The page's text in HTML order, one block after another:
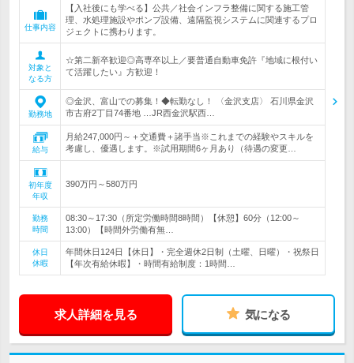
仕事内容
【入社後にも学べる】公共／社会インフラ整備に関する施工管
理、水処理施設やポンプ設備、遠隔監視システムに関連するプロ
ジェクトに携わります。
対象と
なる方
☆第二新卒歓迎◎高専卒以上／要普通自動車免許『地域に根付い
て活躍したい』方歓迎！
勤務地
◎金沢、富山での募集！◆転勤なし！ 〈金沢支店〉 石川県金沢
市古府2丁目74番地 …JR西金沢駅西…
給与
月給247,000円～＋交通費＋諸手当※これまでの経験やスキルを
考慮し、優遇します。※試用期間6ヶ月あり（待遇の変更…
初年度
年収
390万円～580万円
勤務
時間
08:30～17:30（所定労働時間8時間）【休憩】60分（12:00～
13:00）【時間外労働有無…
休日
休暇
年間休日124日【休日】・完全週休2日制（土曜、日曜）・祝祭日
【年次有給休暇】・時間有給制度：1時間…
求人詳細を見る 気になる